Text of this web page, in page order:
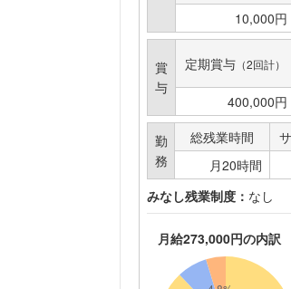
10,000円
賞
与
定期賞与 （2回計）
400,000円
勤
務
総残業時間
月20時間
みなし残業制度： なし
月給273,000円の内訳